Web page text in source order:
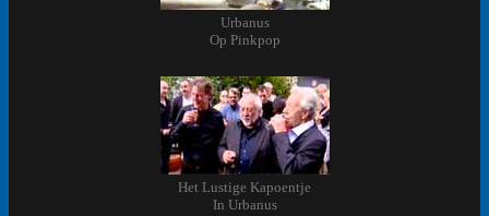
Urbanus
Op Pinkpop
Het Lustige Kapoentje
In Urbanus